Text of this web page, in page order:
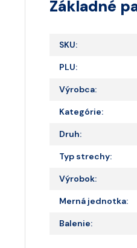
Základné
SKU:
PLU:
Výrobca:
Kategórie:
Druh:
Typ strechy:
Výrobok:
Merná jednotka:
Balenie: